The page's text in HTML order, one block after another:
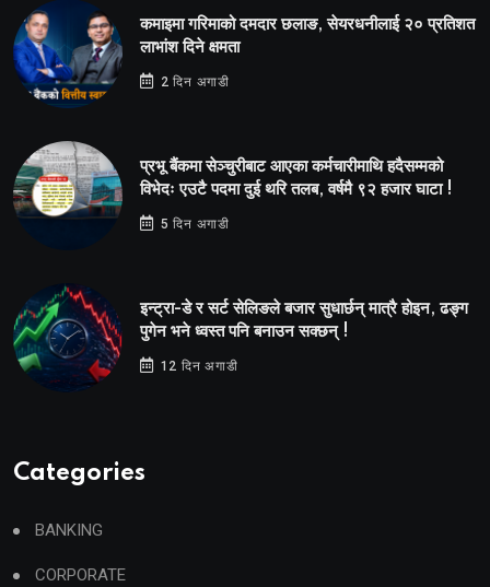
कमाइमा गरिमाको दमदार छलाङ, सेयरधनीलाई २० प्रतिशत
लाभांश दिने क्षमता
2 दिन अगाडी
प्रभू बैंकमा सेञ्चुरीबाट आएका कर्मचारीमाथि हदैसम्मको
विभेदः एउटै पदमा दुई थरि तलब, वर्षमै ९२ हजार घाटा !
5 दिन अगाडी
इन्ट्रा-डे र सर्ट सेलिङले बजार सुधार्छन् मात्रै होइन, ढङ्ग
पुगेन भने ध्वस्त पनि बनाउन सक्छन् !
12 दिन अगाडी
Categories
BANKING
CORPORATE